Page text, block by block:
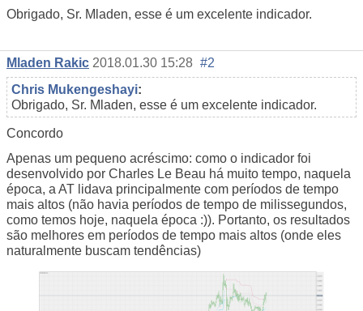
Obrigado, Sr. Mladen, esse é um excelente indicador.
Mladen Rakic 2018.01.30 15:28 #2
Chris Mukengeshayi:
Obrigado, Sr. Mladen, esse é um excelente indicador.
Concordo
Apenas um pequeno acréscimo: como o indicador foi
desenvolvido por Charles Le Beau há muito tempo, naquela
época, a AT lidava principalmente com períodos de tempo
mais altos (não havia períodos de tempo de milissegundos,
como temos hoje, naquela época :)). Portanto, os resultados
são melhores em períodos de tempo mais altos (onde eles
naturalmente buscam tendências)